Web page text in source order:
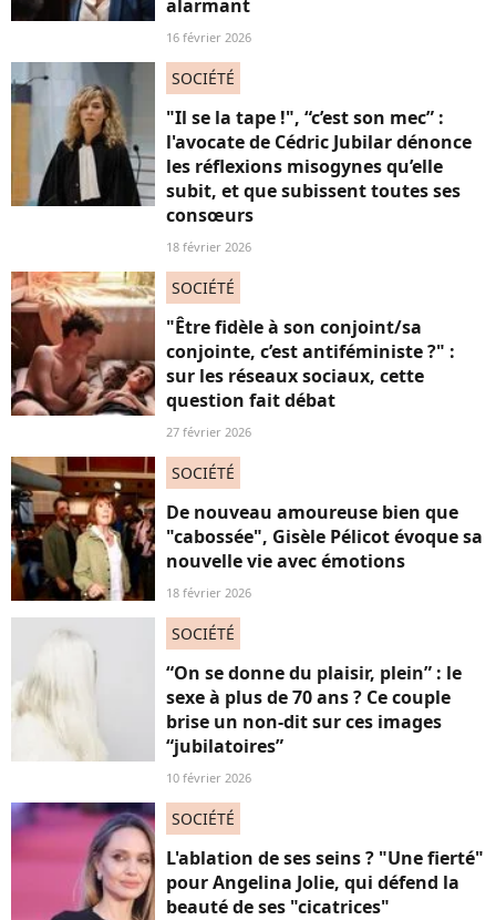
alarmant
16 février 2026
SOCIÉTÉ
"Il se la tape !", “c’est son mec” :
l'avocate de Cédric Jubilar dénonce
les réflexions misogynes qu’elle
subit, et que subissent toutes ses
consœurs
18 février 2026
SOCIÉTÉ
"Être fidèle à son conjoint/sa
conjointe, c’est antiféministe ?" :
sur les réseaux sociaux, cette
question fait débat
27 février 2026
SOCIÉTÉ
De nouveau amoureuse bien que
"cabossée", Gisèle Pélicot évoque sa
nouvelle vie avec émotions
18 février 2026
SOCIÉTÉ
“On se donne du plaisir, plein” : le
sexe à plus de 70 ans ? Ce couple
brise un non-dit sur ces images
“jubilatoires”
10 février 2026
SOCIÉTÉ
L'ablation de ses seins ? "Une fierté"
pour Angelina Jolie, qui défend la
beauté de ses "cicatrices"